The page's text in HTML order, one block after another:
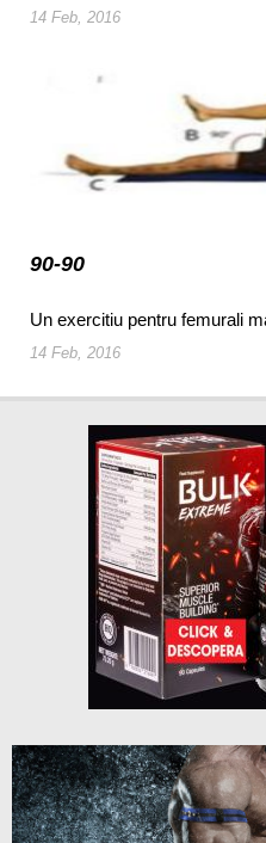
14 Feb, 2016
90-90
Un exercitiu pentru femurali
14 Feb, 2016